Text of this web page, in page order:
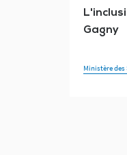
Gagny
Ministère